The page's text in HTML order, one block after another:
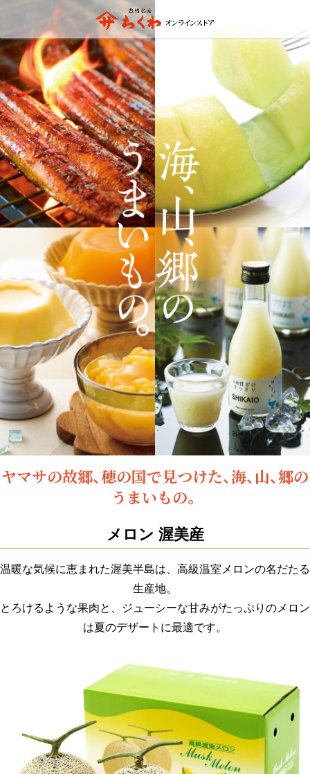
ヤマサの故郷、穂の国で見つけた、海、山、郷の
うまいもの。
メロン 渥美産
温暖な気候に恵まれた渥美半島は、高級温室メロンの名だたる
生産地。
とろけるような果肉と、ジューシーな甘みがたっぷりのメロン
は夏のデザートに最適です。